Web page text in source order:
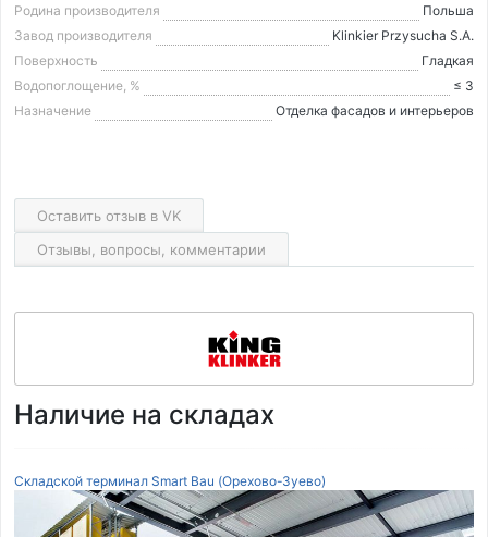
Родина производителя
Польша
Завод производителя
Klinkier Przysucha S.A.
Поверхность
Гладкая
Водопоглощение, %
≤ 3
Назначение
Отделка фасадов и интерьеров
Оставить отзыв в VK
Отзывы, вопросы, комментарии
Наличие на складах
Складской терминал Smart Bau (Орехово-Зуево)